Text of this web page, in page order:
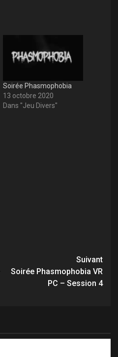
Soirée Phasmophobia
13 octobre 2020
Dans "Jeu Divers"
Suivant
Soirée Phasmophobia VR
PC – Session 4